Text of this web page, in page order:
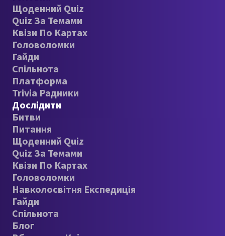
Щоденний Quiz
Quiz За Темами
Квізи По Картах
Головоломки
Гайди
Спільнота
Платформа
Trivia Радники
Дослідити
Битви
Питання
Щоденний Quiz
Quiz За Темами
Квізи По Картах
Головоломки
Навколосвітня Експедиція
Гайди
Спільнота
Блог